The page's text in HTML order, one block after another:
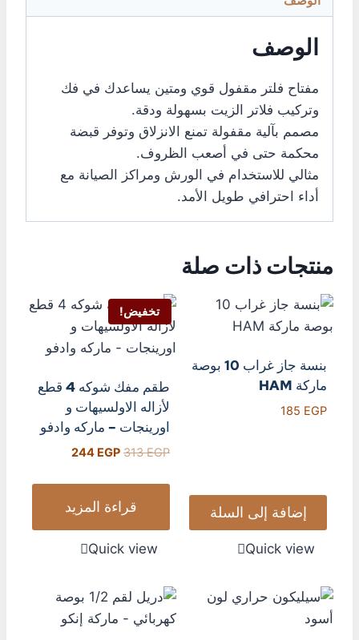
الوصف
مفتاح فلتر مقفول قوي ومتين يساعدك في فك
وتركيب فلاتر الزيت بسهولة ودقة.
مصمم بآلية مقفولة تمنع الانزلاق وتوفر قبضة
محكمة حتى في أصعب الظروف.
مثالي للاستخدام في الورش ومراكز الصيانة مع
أداء احترافي طويل الأمد.
منتجات ذات صلة
بنسة جاز غراب 10 بوصة
ماركة HAM
185 EGP
إضافة إلى السلة
Quick view
تخفيض!
طقم مفك شوكه 4 قطع
لأزاله الاولسيهات و
اورينجات – ماركه وادفو
313EGP
244 EGP
قراءة المزيد
Quick view